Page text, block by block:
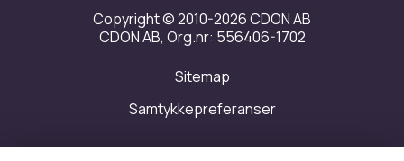
Investor relations
Tilgjengelighet
Copyright © 2010-2026 CDON AB
CDON AB, Org.nr: 556406-1702
Sitemap
Samtykkepreferanser